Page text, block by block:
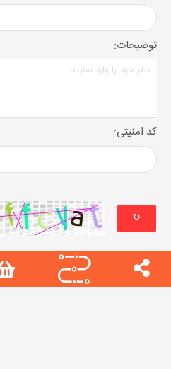
توضیحات:
کد امنیتی:
↻
نظرات کاربران